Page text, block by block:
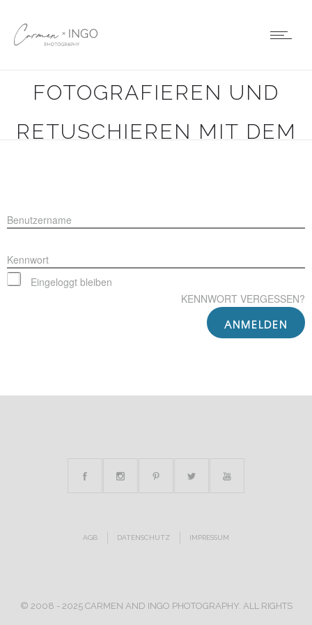
FOTOGRAFIEREN UND
RETUSCHIEREN MIT DEM
Benutzername
Kennwort
Eingeloggt bleiben
KENNWORT VERGESSEN?
AGB DATENSCHUTZ IMPRESSUM
© 2008 - 2025 CARMEN AND INGO PHOTOGRAPHY. ALL RIGHTS